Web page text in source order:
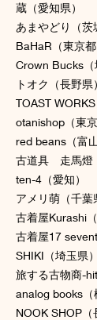
蔵（愛知県）
あまやどり（茨
BaHaR（東京都
Crown Bucks（
トオク（長野県）
TOAST WORKS
otanishop（東京
red beans（富山
古道具 走馬燈
ten-4（愛知）
アメリ萌（千葉
古着屋Kurashi（
古着屋17
SHIKI（埼玉県）
旅する古物商-
analog books（
NOOK SHOP（